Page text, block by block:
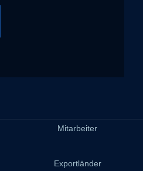
Mitarbeiter
Exportländer